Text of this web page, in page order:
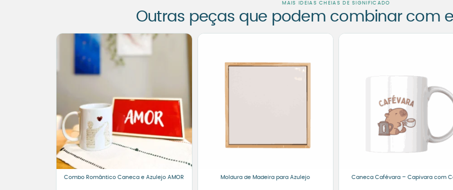
MAIS IDEIAS CHEIAS DE SIGNIFICADO
Outras peças que podem combinar com
Combo Romântico Caneca e Azulejo AMOR Moldura de Madeira para Azulejo Caneca Cafévara – Capivara com